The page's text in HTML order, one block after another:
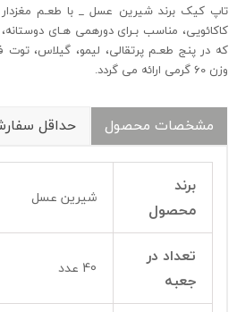
تاپ کیک برند شیرین عسل _ با طعـم مغزدار
کاکائویی، مناسب بـرای دورهمی هـای
که در پنج طعـم پرتقالی، لیمو، گیلاس، توت
وزن 60 گرمی ارائه می گردد.
مشخصات محصول حداقل
برند
محصول
شیرین عسل
تعداد در
جعبه
40 عدد